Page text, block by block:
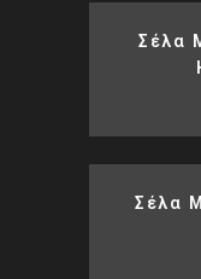
Σέλα
Σέλα